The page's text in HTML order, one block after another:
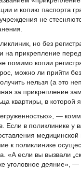
и копию паспорта
не
но без
на прикрепление
помимо копии
можно ли прийти
нельзя (а это
за прикрепление
квартиры, в которой
—
в поликлинике у
к поликлинике
«А если вы вызвали
уголовное деяние», —